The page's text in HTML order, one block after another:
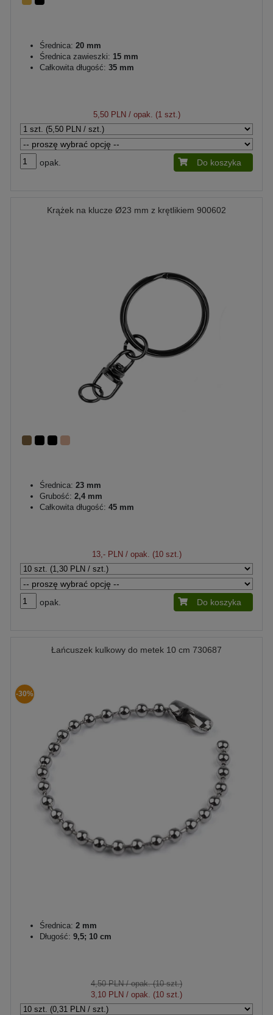
Średnica: 20 mm
Średnica zawieszki: 15 mm
Całkowita długość: 35 mm
5,50 PLN/ opak. (1 szt.)
opak. Do koszyka
Krążek na klucze Ø23 mm z krętlikiem 900602
Średnica: 23 mm
Grubość: 2,4 mm
Całkowita długość: 45 mm
13,- PLN / opak. (10 szt.)
opak. Do koszyka
Łańcuszek kulkowy do metek 10 cm 730687
-30%
Średnica: 2 mm
Długość: 9,5; 10 cm
4,50 PLN/ opak. (10 szt.)
3,10 PLN / opak. (10 szt.)